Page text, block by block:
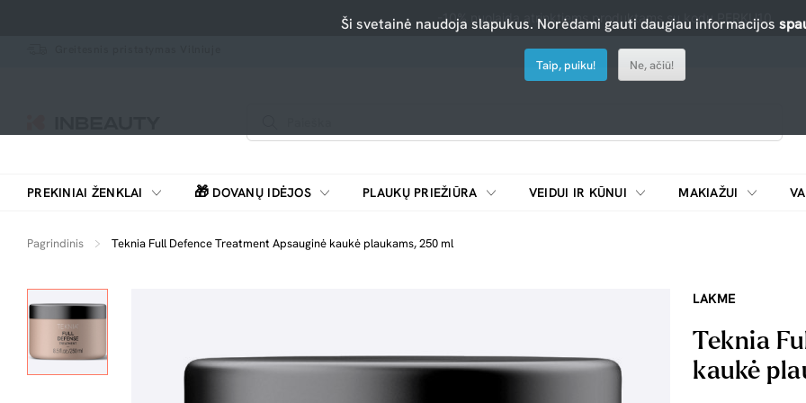
-10% nuolaida atrinktiems produktams su kodu PERKU10
PREKINIAI ŽENKLAI 🎁 DOVANŲ IDĖJOS PLAUKŲ PRIEŽIŪRA VEIDUI IR KŪNUI MAKIAŽUI
Pagrindinis Teknia Full Defence Treatment Apsauginė kaukė plaukams, 250 ml
LAKME
Teknia
kaukė
Ši svetainė naudoja slapukus. Norėdami gauti daugiau informacijos
Taip, puiku! Ne, ačiū!